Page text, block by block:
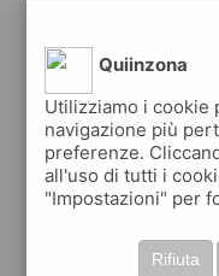
Quiinzona
Utilizziamo i
navigazione più
preferenze.
all'uso di tutti i
"Impostazioni" per
Rifiuta